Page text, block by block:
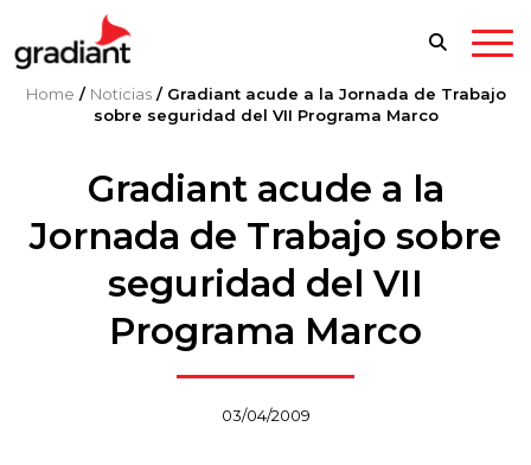
Home / Noticias/ Gradiant acude a la Jornada de Trabajo
sobre seguridad del VII Programa Marco
Gradiant acude a la
Jornada de Trabajo sobre
seguridad del VII
Programa Marco
03/04/2009